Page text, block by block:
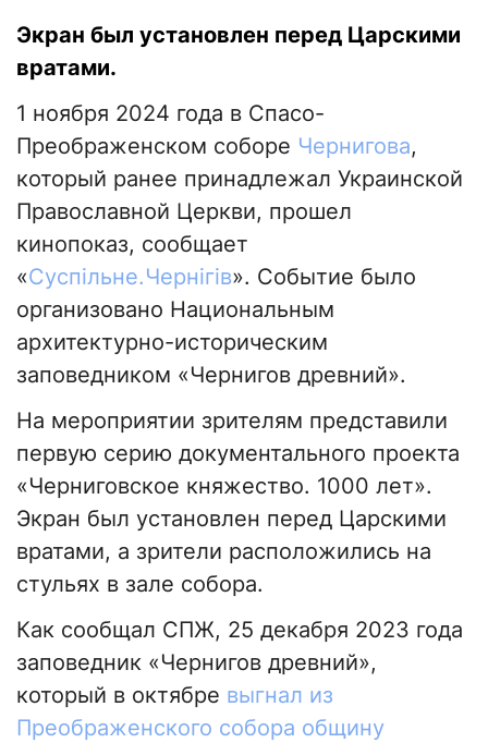
Экран был установлен перед Царскими
вратами.
1 ноября 2024 года в Спасо-
Преображенском соборе Чернигова,
который ранее принадлежал Украинской
Православной Церкви, прошел
кинопоказ, сообщает
«Суспільне.Чернігів». Событие было
организовано Национальным
архитектурно-историческим
заповедником «Чернигов древний».
На мероприятии зрителям представили
первую серию документального проекта
«Черниговское княжество. 1000 лет».
Экран был установлен перед Царскими
вратами, а зрители расположились на
стульях в зале собора.
Как сообщал СПЖ, 25 декабря 2023 года
заповедник «Чернигов древний»,
который в октябре выгнал из
Преображенского собора общину